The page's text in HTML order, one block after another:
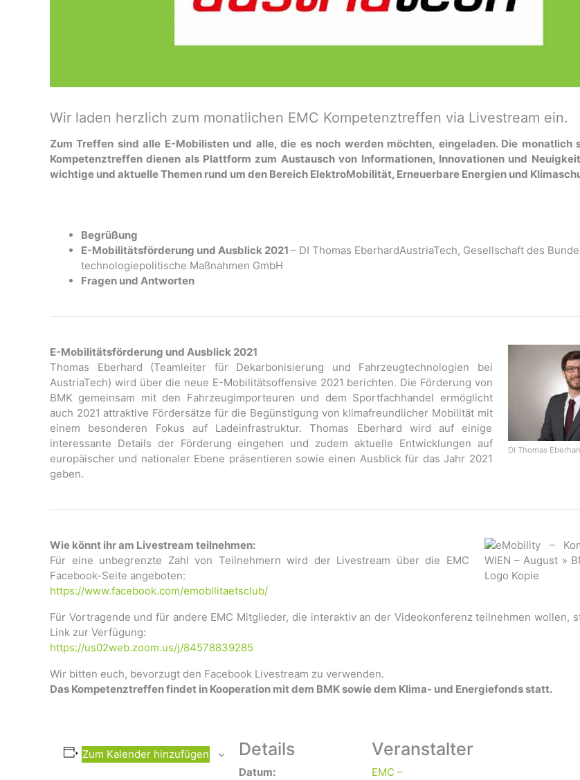
Wir laden herzlich zum monatlichen EMC Kompetenztreffen via Livestream ein.
Zum Treffen sind alle E-Mobilisten und alle, die es noch werden möchten, eingeladen. Die monatlich
Kompetenztreffen dienen als Plattform zum Austausch von Informationen, Innovationen und
wichtige und aktuelle Themen rund um den Bereich ElektroMobilität, Erneuerbare Energien und
Begrüßung
E-Mobilitätsförderung und Ausblick 2021 – DI Thomas EberhardAustriaTech, Gesellschaft des
technologiepolitische Maßnahmen GmbH
Fragen und Antworten
DI Thomas
E-Mobilitätsförderung und Ausblick 2021
Thomas Eberhard (Teamleiter für Dekarbonisierung und Fahrzeugtechnologien bei
AustriaTech) wird über die neue E-Mobilitätsoffensive 2021 berichten. Die Förderung von
BMK gemeinsam mit den Fahrzeugimporteuren und dem Sportfachhandel ermöglicht
auch 2021 attraktive Fördersätze für die Begünstigung von klimafreundlicher Mobilität mit
einem besonderen Fokus auf Ladeinfrastruktur. Thomas Eberhard wird auf einige
interessante Details der Förderung eingehen und zudem aktuelle Entwicklungen auf
europäischer und nationaler Ebene präsentieren sowie einen Ausblick für das Jahr 2021
geben.
Wie könnt ihr am Livestream teilnehmen:
Für eine unbegrenzte Zahl von Teilnehmern wird der Livestream über die EMC
Facebook-Seite angeboten:
https://www.facebook.com/emobilitaetsclub/
Für Vortragende und für andere EMC Mitglieder, die interaktiv an der Videokonferenz teilnehmen wollen,
Link zur Verfügung:
https://us02web.zoom.us/j/84578839285
Wir bitten euch, bevorzugt den Facebook Livestream zu verwenden.
Das Kompetenztreffen findet in Kooperation mit dem BMK sowie dem Klima- und Energiefonds statt.
Zum Kalender hinzufügen Details
Datum:
Veranstalter
EMC –